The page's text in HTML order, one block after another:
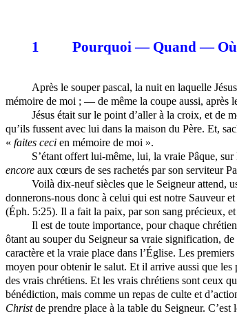
1 Pourquoi — Quand — Où
Après le souper pascal, la nuit en laquelle
mémoire de moi ; — de même la coupe aussi, après
Jésus était sur le point d’aller à la croix, et de
qu’ils fussent avec lui dans la maison du Père. Et,
« faites ceci en mémoire de moi ».
S’étant offert lui-même, lui, la vraie Pâque,
encore aux cœurs de ses rachetés par son serviteur
Voilà dix-neuf siècles que le Seigneur attend,
donnerons-nous donc à celui qui est notre Sauveur
(Éph. 5:25). Il a fait la paix, par son sang précieux,
Il est de toute importance, pour chaque
ôtant au souper du Seigneur sa vraie signification,
caractère et la vraie place dans l’Église. Les
moyen pour obtenir le salut. Et il arrive aussi que les
des vrais chrétiens. Et les vrais chrétiens sont ceux
bénédiction, mais comme un repas de culte et
Christde prendre place à la table du Seigneur.